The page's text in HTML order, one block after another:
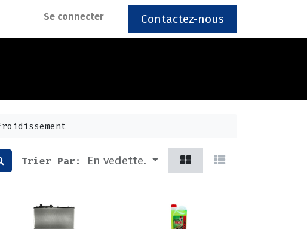
Se connecter Contactez-nous
Trier Par: En vedette.